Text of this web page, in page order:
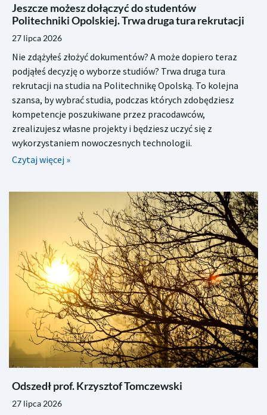
Jeszcze możesz dołączyć do studentów
Politechniki Opolskiej. Trwa druga tura rekrutacji
27 lipca 2026
Nie zdążyłeś złożyć dokumentów? A może dopiero teraz
podjąłeś decyzję o wyborze studiów? Trwa druga tura
rekrutacji na studia na Politechnikę Opolską. To kolejna
szansa, by wybrać studia, podczas których zdobędziesz
kompetencje poszukiwane przez pracodawców,
zrealizujesz własne projekty i będziesz uczyć się z
wykorzystaniem nowoczesnych technologii.
Czytaj więcej »
Odszedł prof. Krzysztof Tomczewski
27 lipca 2026